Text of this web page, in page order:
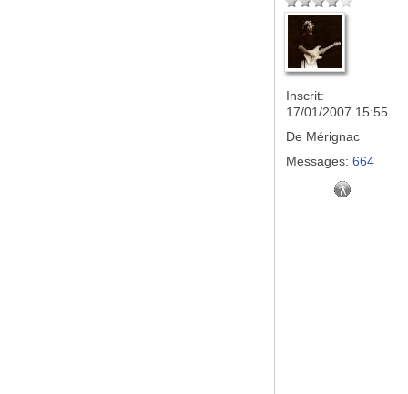
Inscrit:
17/01/2007 15:55
De Mérignac
Messages: 664